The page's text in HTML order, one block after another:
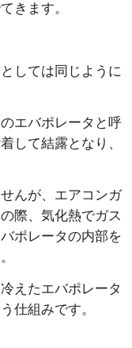
きます。
しては同じように
エバポレータと呼
して結露となり、
んが、エアコンガ
際、気化熱でガス
ポレータの内部を
えたエバポレータ
仕組みです。